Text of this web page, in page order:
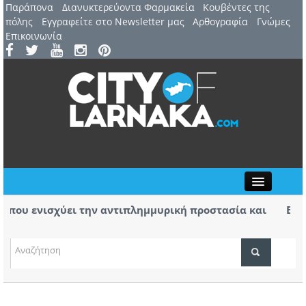
Παράπονα Διανυκτερεύοντα Φαρμακεία
Kουβέντες της
πόλης
Εγγραφείτε στο Newsletter μας Αρθογραφία
Γνώμες
Επικοινωνία
ΤΟΠΙΚΑ ΝΕΑ
ενισχύει την αντιπλημμυρική προστασία και
της φωτιάς στο Καλό Χωριό ο Πάλμας- «Ουδέν
Στις